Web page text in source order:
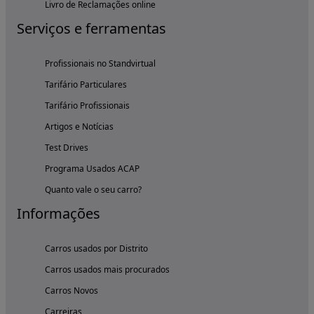
Livro de Reclamações online
Serviços e ferramentas
Profissionais no Standvirtual
Tarifário Particulares
Tarifário Profissionais
Artigos e Notícias
Test Drives
Programa Usados ACAP
Quanto vale o seu carro?
Informações
Carros usados por Distrito
Carros usados mais procurados
Carros Novos